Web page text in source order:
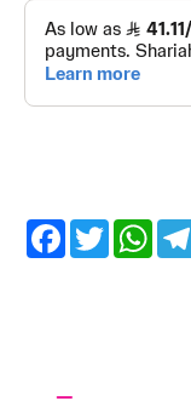
Twitter
WhatsApp